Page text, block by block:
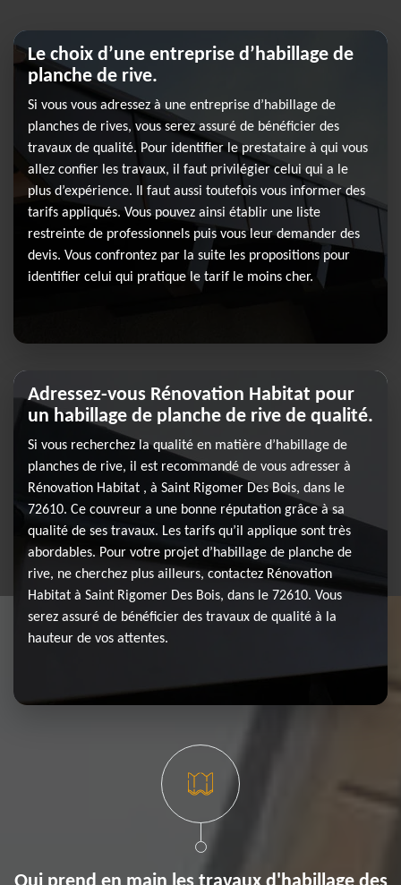
Le choix d’une entreprise d’habillage de
planche de rive.
Si vous vous adressez à une entreprise d’habillage de
planches de rives, vous serez assuré de bénéficier des
travaux de qualité. Pour identifier le prestataire à qui vous
allez confier les travaux, il faut privilégier celui qui a le
plus d’expérience. Il faut aussi toutefois vous informer des
tarifs appliqués. Vous pouvez ainsi établir une liste
restreinte de professionnels puis vous leur demander des
devis. Vous confrontez par la suite les propositions pour
identifier celui qui pratique le tarif le moins cher.
Adressez-vous Rénovation Habitat pour
un habillage de planche de rive de qualité.
Si vous recherchez la qualité en matière d’habillage de
planches de rive, il est recommandé de vous adresser à
Rénovation Habitat , à Saint Rigomer Des Bois, dans le
72610. Ce couvreur a une bonne réputation grâce à sa
qualité de ses travaux. Les tarifs qu’il applique sont très
abordables. Pour votre projet d’habillage de planche de
rive, ne cherchez plus ailleurs, contactez Rénovation
Habitat à Saint Rigomer Des Bois, dans le 72610. Vous
serez assuré de bénéficier des travaux de qualité à la
hauteur de vos attentes.